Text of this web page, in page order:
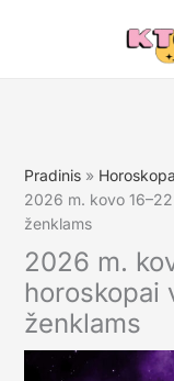
Pradinis
2026 m. kovo
ženklams
2026 m.
horoskopai
ženklams